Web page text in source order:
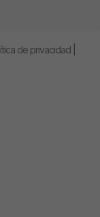
de privacidad